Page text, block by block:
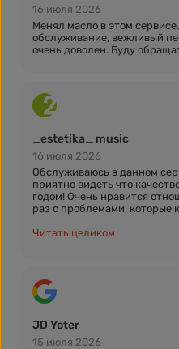
16 июля 2026
Менял масло в этом
обслуживание, вежливый
очень доволен. Буду
_estetika_ music
16 июля 2026
Обслуживаюсь в данном
приятно видеть что
годом! Очень нравится
раз с проблемами, которые
подсказывал куда
сравнению с диллерами
нравится скорость, в
занимает минут 20, при
Спасибо вам большое за
почините парковку, уже
Читать целиком
JD Yoter
15 июля 2026